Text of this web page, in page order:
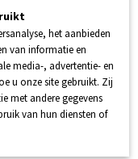
UW WINKELWAGEN
het aanbieden
van informatie en
media-, advertentie- en
u onze site gebruikt. Zij
met andere gegevens
van hun diensten of